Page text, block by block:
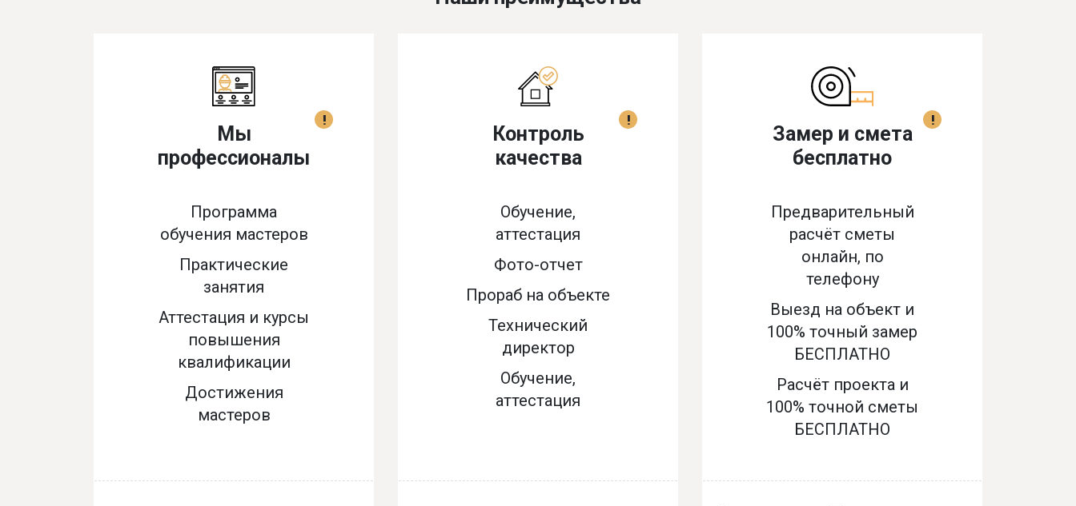
Мы
профессионалы
!
Программа
обучения мастеров
Практические
занятия
Аттестация и курсы
повышения
квалификации
Достижения
мастеров
Контроль
качества
!
Обучение,
аттестация
Фото-отчет
Прораб на объекте
Технический
директор
Обучение,
аттестация
Замер и смета
бесплатно
!
Предварительный
расчёт сметы
онлайн, по
телефону
Выезд на объект и
100% точный замер
БЕСПЛАТНО
Расчёт проекта и
100% точной сметы
БЕСПЛАТНО